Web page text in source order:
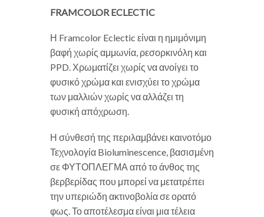
FRAMCOLOR ECLECTIC
Η Framcolor Eclectic είναι η ημιμόνιμη
βαφή χωρίς αμμωνία, ρεσορκινόλη και
PPD. Χρωματίζει χωρίς να ανοίγει το
φυσικό χρώμα και ενισχύει το χρώμα
των μαλλιών χωρίς να αλλάζει τη
φυσική απόχρωση.
Η σύνθεσή της περιλαμβάνει καινοτόμο
Τεχνολογία Bioluminescence, βασισμένη
σε ΦΥΤΟΠΛΕΓΜΑ από το άνθος της
βερβερίδας που μπορεί να μετατρέπει
την υπεριώδη ακτινοβολία σε ορατό
φως. Το αποτέλεσμα είναι μια τέλεια